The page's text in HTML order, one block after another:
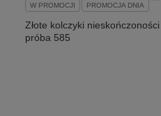
W PROMOCJI PROMOCJA DNIA
Złote kolczyki
próba 585